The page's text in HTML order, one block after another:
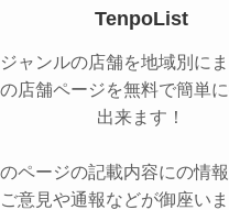
TenpoList
ャンルの店舗を地域別にま
店舗ページを無料で簡単
出来ます！
ページの記載内容にの情
意見や通報などが御座い